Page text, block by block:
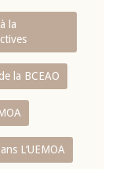
la
la BCEAO
L‘UEMOA